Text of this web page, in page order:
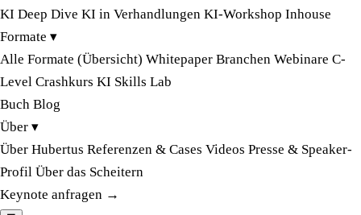
KI Deep Dive KI in Verhandlungen KI-Workshop Inhouse
Formate ▾
Alle Formate (Übersicht) Whitepaper Branchen Webinare C-
Level Crashkurs KI Skills Lab
Buch Blog
Über ▾
Über Hubertus Referenzen & Cases Videos Presse & Speaker-
Profil Über das Scheitern
Keynote anfragen →